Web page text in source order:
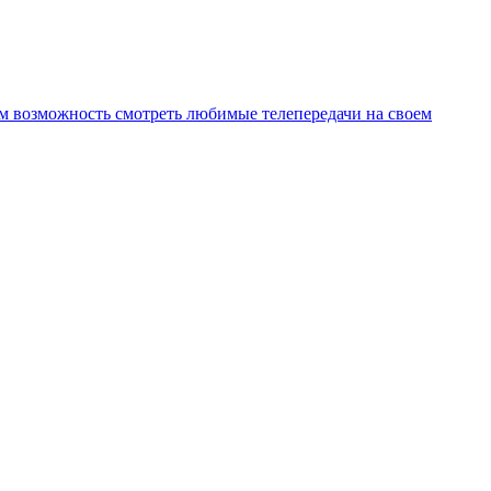
возможность смотреть любимые телепередачи на своем